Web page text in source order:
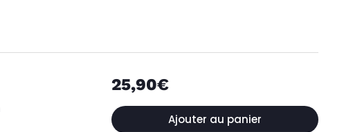
25,90€
Ajouter au panier